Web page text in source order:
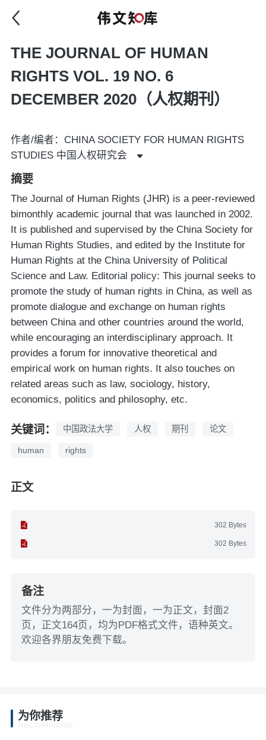
THE JOURNAL OF HUMAN
RIGHTS VOL. 19 NO. 6
DECEMBER 2020（人权期刊）
作者/编者：CHINA SOCIETY FOR HUMAN RIGHTS
STUDIES 中国人权研究会
摘要
The Journal of Human Rights (JHR) is a peer-reviewed
bimonthly academic journal that was launched in 2002.
It is published and supervised by the China Society for
Human Rights Studies, and edited by the Institute for
Human Rights at the China University of Political
Science and Law. Editorial policy: This journal seeks to
promote the study of human rights in China, as well as
promote dialogue and exchange on human rights
between China and other countries around the world,
while encouraging an interdisciplinary approach. It
provides a forum for innovative theoretical and
empirical work on human rights. It also touches on
related areas such as law, sociology, history,
economics, politics and philosophy, etc.
关键词： 中国政法大学 人权 期刊 论文
human rights
正文
302 Bytes
302 Bytes
备注
文件分为两部分，一为封面，一为正文，封面2
页，正文164页，均为PDF格式文件，语种英文。
欢迎各界朋友免费下载。
为你推荐